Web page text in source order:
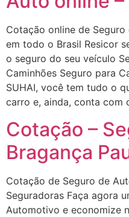
Cotação online de
em todo o Brasil Resicor
o seguro do seu veículo
Caminhões Seguro para
SUHAI, você tem tudo o
carro e, ainda, conta
Cotação –
Bragança
Cotação de Seguro de
Seguradoras Faça agora
Automotivo e economize